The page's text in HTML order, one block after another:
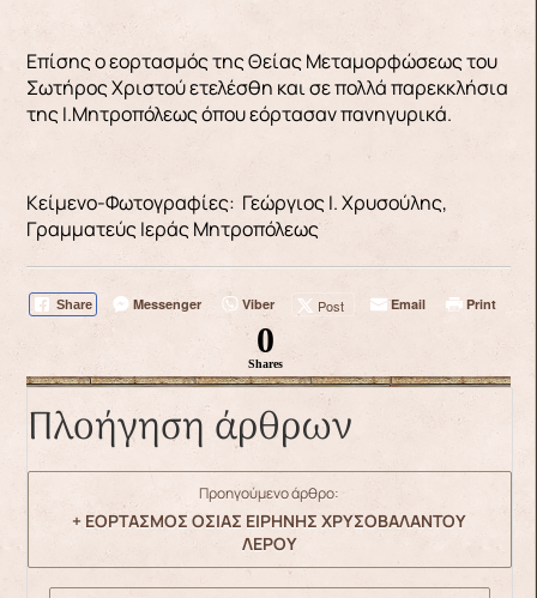
Επίσης ο εορτασμός της Θείας Μεταμορφώσεως του
Σωτήρος Χριστού ετελέσθη και σε πολλά παρεκκλήσια
της Ι.Μητροπόλεως όπου εόρτασαν πανηγυρικά.
Κείμενο-Φωτογραφίες: Γεώργιος Ι. Χρυσούλης,
Γραμματεύς Ιεράς Μητροπόλεως
Share Messenger Viber Post Email Print
0
Shares
Πλοήγηση άρθρων
Προηγούμενο άρθρο:
+ ΕΟΡΤΑΣΜΟΣ ΟΣΙΑΣ ΕΙΡΗΝΗΣ ΧΡΥΣΟΒΑΛΑΝΤΟΥ
ΛΕΡΟΥ